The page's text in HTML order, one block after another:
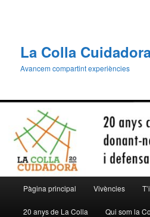
La Colla
Avancem compartint experiències
principal
Pàgina principal Vivències
20 anys de La Colla Qui som la